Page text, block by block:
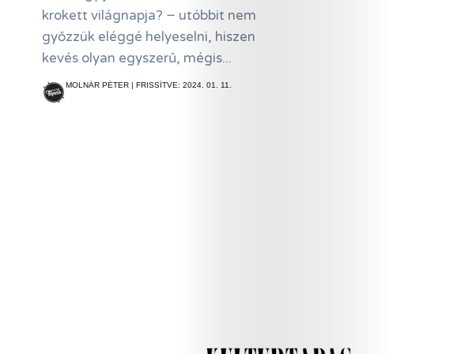
krokett világnapja? − utóbbit nem
győzzük eléggé helyeselni, hiszen
kevés olyan egyszerű, mégis...
MOLNÁR PÉTER | FRISSÍTVE: 2024. 01. 11.